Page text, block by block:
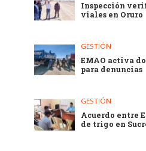
Inspección
viales en Oruro
GESTIÓN
EMAO activa
para denuncias
GESTIÓN
Acuerdo entre
de trigo en